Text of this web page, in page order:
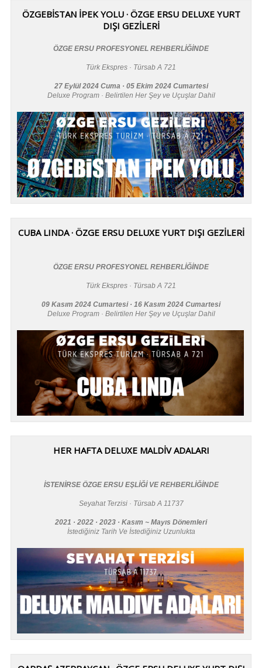
ÖZGEBİSTAN İPEK YOLU · ÖZGE ERSU DELUXE YURT
DIŞI GEZİLERİ
ÖZGE ERSU PROFESYONEL REHBERLİĞİNDE
Türk Ekspres · Türsab A 721
27 Eylül 2024 Cuma · 05 Ekim 2024 Cumartesi
Deluxe Program · Belirtilen Her Şey ve Uçuşlar Dahil
CUBA LINDA · ÖZGE ERSU DELUXE YURT DIŞI GEZİLERİ
ÖZGE ERSU PROFESYONEL REHBERLİĞİNDE
Türk Ekspres · Türsab A 721
09 Kasım 2024 Cumartesi · 16 Kasım 2024 Cumartesi
Deluxe Program · Belirtilen Her Şey ve Uçuşlar Dahil
HER HAFTA DELUXE MALDİV ADALARI
İSTENİRSE ÖZGE ERSU EŞLİĞİ VE REHBERLİĞİNDE
Seyahat Terzisi · Türsab A 11737
2021 · 2022 · 2023 · Kasım ~ Mayıs Dönemleri
İstediğiniz Tarih Ve İstediğiniz Uzunlukta